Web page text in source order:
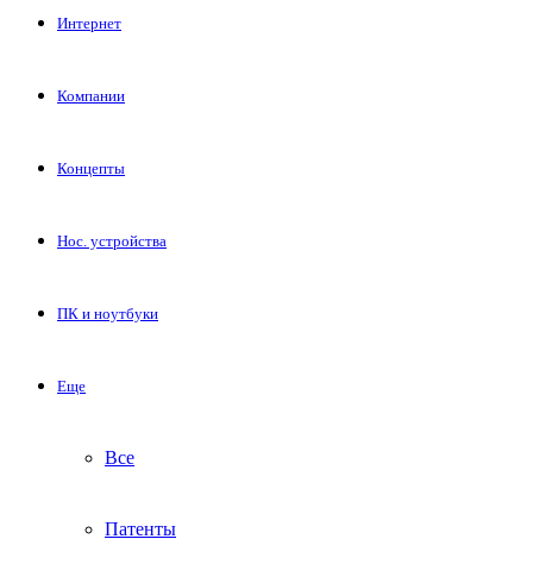
Интернет
Компании
Концепты
Нос. устройства
ПК и ноутбуки
Еще
Все
Патенты